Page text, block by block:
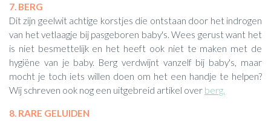
7. BERG
Dit zijn geelwit achtige korstjes die ontstaan door het indrogen
van het vetlaagje bij pasgeboren baby's. Wees gerust want het
is niet besmettelijk en het heeft ook niet te maken met de
hygiëne van je baby. Berg verdwijnt vanzelf bij baby's, maar
mocht je toch iets willen doen om het een handje te helpen?
Wij schreven ook nog een uitgebreid artikel over berg.
8. RARE GELUIDEN